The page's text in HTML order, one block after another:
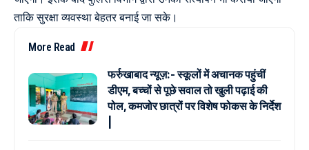
ताकि सुरक्षा व्यवस्था बेहतर बनाई जा सके।
More Read
फर्रुखाबाद न्यूज़:- स्कूलों में अचानक पहुंचीं
डीएम, बच्चों से पूछे सवाल तो खुली पढ़ाई की
पोल, कमजोर छात्रों पर विशेष फोकस के निर्देश